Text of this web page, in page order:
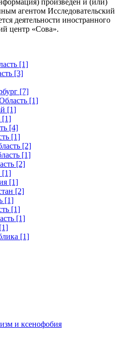
произведен и (или)
агентом Исследовательский
деятельности иностранного
центр «Сова».
[1]
[3]
[7]
[1]
[1]
[1]
[4]
[1]
[2]
[1]
[2]
[1]
[1]
[2]
[1]
[1]
[1]
[1]
и ксенофобия